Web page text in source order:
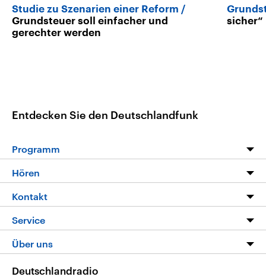
Studie zu Szenarien einer Reform
Grundsteuer soll einfacher und
gerechter werden
sicher“
Entdecken Sie den Deutschlandfunk
Programm
Programm
Die Nachrichten
Nachrichtenleicht
Neue Beiträge auf dlf.de
Hören
Livestream
Podcasts
Deutschlandfunk App
Nachrichten App
Kontakt
Hörerservice
Service
FAQ
Über uns
Deutschlandradio